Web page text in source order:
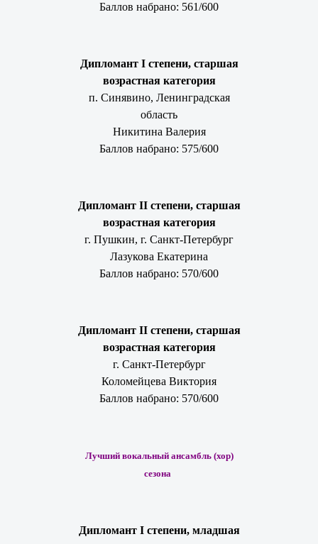
Баллов набрано: 561/600
Дипломант I степени, старшая
возрастная категория
п. Синявино, Ленинградская
область
Никитина Валерия
Баллов набрано: 575/600
Дипломант II степени, старшая
возрастная категория
г. Пушкин, г. Санкт-Петербург
Лазукова Екатерина
Баллов набрано: 570/600
Дипломант II степени, старшая
возрастная категория
г. Санкт-Петербург
Коломейцева Виктория
Баллов набрано: 570/600
Лучший вокальный ансамбль (хор)
сезона
Дипломант I степени, младшая